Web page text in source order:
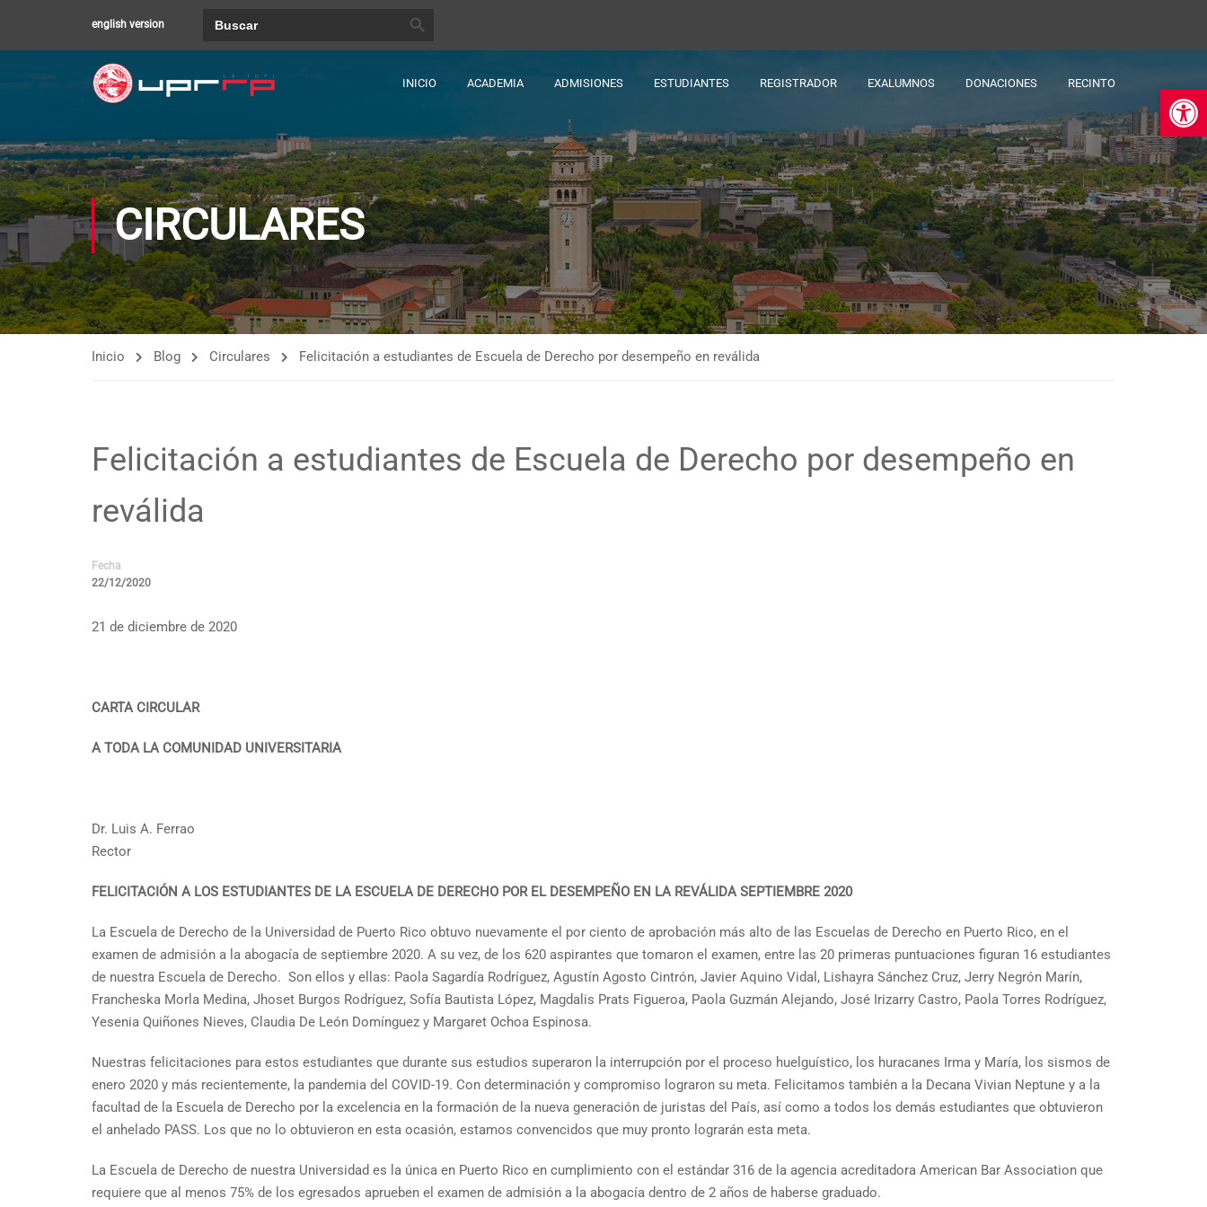
english version
INICIO ACADEMIA ADMISIONES ESTUDIANTES REGISTRADOR EXALUMNOS DONACIONES RECINTO
CIRCULARES
Inicio Blog Circulares Felicitación a estudiantes de Escuela de Derecho por desempeño en reválida
Felicitación a estudiantes de Escuela de Derecho por desempeño en
reválida
Fecha
22/12/2020
21 de diciembre de 2020
CARTA CIRCULAR
A TODA LA COMUNIDAD UNIVERSITARIA
Dr. Luis A. Ferrao
Rector
FELICITACIÓN A LOS ESTUDIANTES DE LA ESCUELA DE DERECHO POR EL DESEMPEÑO EN LA REVÁLIDA SEPTIEMBRE 2020
La Escuela de Derecho de la Universidad de Puerto Rico obtuvo nuevamente el por ciento de aprobación más alto de las Escuelas de Derecho en Puerto Rico, en el
examen de admisión a la abogacía de septiembre 2020. A su vez, de los 620 aspirantes que tomaron el examen, entre las 20 primeras puntuaciones figuran 16 estudiantes
de nuestra Escuela de Derecho. Son ellos y ellas: Paola Sagardía Rodríguez, Agustín Agosto Cintrón, Javier Aquino Vidal, Lishayra Sánchez Cruz, Jerry Negrón Marín,
Francheska Morla Medina, Jhoset Burgos Rodríguez, Sofía Bautista López, Magdalis Prats Figueroa, Paola Guzmán Alejando, José Irizarry Castro, Paola Torres Rodríguez,
Yesenia Quiñones Nieves, Claudia De León Domínguez y Margaret Ochoa Espinosa.
Nuestras felicitaciones para estos estudiantes que durante sus estudios superaron la interrupción por el proceso huelguístico, los huracanes Irma y María, los sismos de
enero 2020 y más recientemente, la pandemia del COVID-19. Con determinación y compromiso lograron su meta. Felicitamos también a la Decana Vivian Neptune y a la
facultad de la Escuela de Derecho por la excelencia en la formación de la nueva generación de juristas del País, así como a todos los demás estudiantes que obtuvieron
el anhelado PASS. Los que no lo obtuvieron en esta ocasión, estamos convencidos que muy pronto lograrán esta meta.
La Escuela de Derecho de nuestra Universidad es la única en Puerto Rico en cumplimiento con el estándar 316 de la agencia acreditadora American Bar Association que
requiere que al menos 75% de los egresados aprueben el examen de admisión a la abogacía dentro de 2 años de haberse graduado.